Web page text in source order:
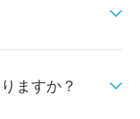
ますか？